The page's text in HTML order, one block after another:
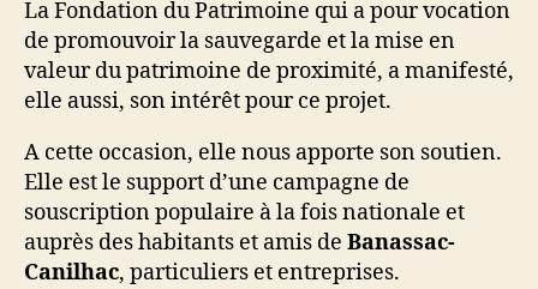
La Fondation du Patrimoine qui a pour vocation
de promouvoir la sauvegarde et la mise en
valeur du patrimoine de proximité, a manifesté,
elle aussi, son intérêt pour ce projet.
A cette occasion, elle nous apporte son soutien.
Elle est le support d’une campagne de
souscription populaire à la fois nationale et
auprès des habitants et amis de Banassac-
Canilhac, particuliers et entreprises.